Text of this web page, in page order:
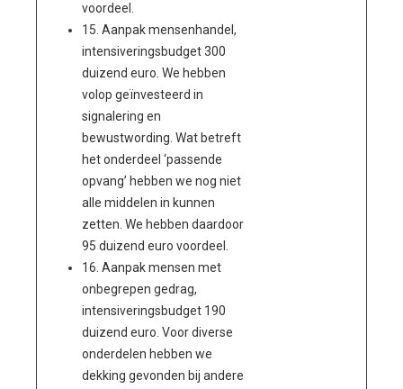
voordeel.
15. Aanpak mensenhandel,
intensiveringsbudget 300
duizend euro. We hebben
volop geïnvesteerd in
signalering en
bewustwording. Wat betreft
het onderdeel ‘passende
opvang’ hebben we nog niet
alle middelen in kunnen
zetten. We hebben daardoor
95 duizend euro voordeel.
16. Aanpak mensen met
onbegrepen gedrag,
intensiveringsbudget 190
duizend euro. Voor diverse
onderdelen hebben we
dekking gevonden bij andere